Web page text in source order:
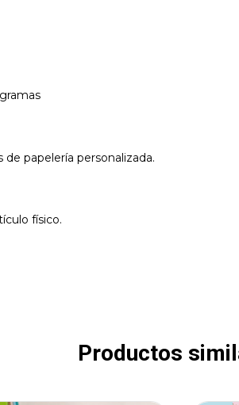
papelería personalizada.
físico.
Productos